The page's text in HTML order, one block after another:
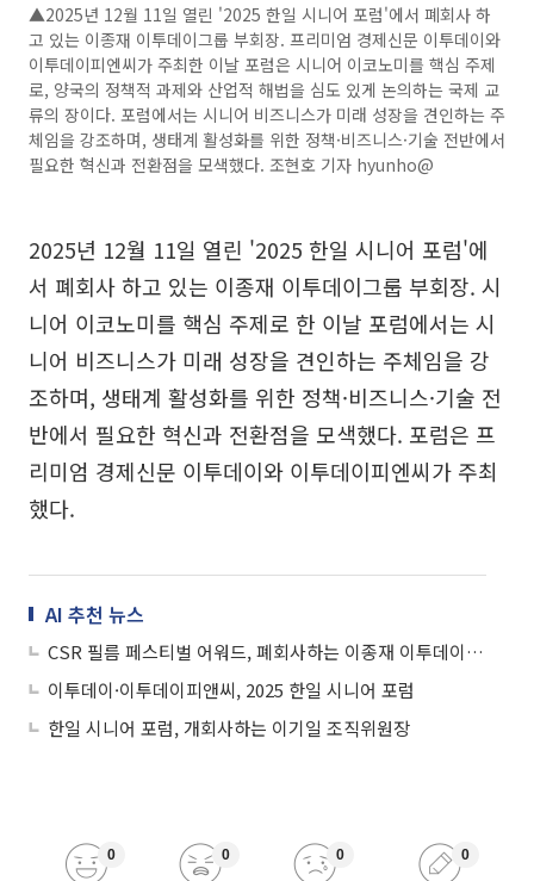
▲2025년 12월 11일 열린 '2025 한일 시니어 포럼'에서 폐회사 하
고 있는 이종재 이투데이그룹 부회장. 프리미엄 경제신문 이투데이와
이투데이피엔씨가 주최한 이날 포럼은 시니어 이코노미를 핵심 주제
로, 양국의 정책적 과제와 산업적 해법을 심도 있게 논의하는 국제 교
류의 장이다. 포럼에서는 시니어 비즈니스가 미래 성장을 견인하는 주
체임을 강조하며, 생태계 활성화를 위한 정책·비즈니스·기술 전반에서
필요한 혁신과 전환점을 모색했다. 조현호 기자 hyunho@
2025년 12월 11일 열린 '2025 한일 시니어 포럼'에
서 폐회사 하고 있는 이종재 이투데이그룹 부회장. 시
니어 이코노미를 핵심 주제로 한 이날 포럼에서는 시
니어 비즈니스가 미래 성장을 견인하는 주체임을 강
조하며, 생태계 활성화를 위한 정책·비즈니스·기술 전
반에서 필요한 혁신과 전환점을 모색했다. 포럼은 프
리미엄 경제신문 이투데이와 이투데이피엔씨가 주최
했다.
AI 추천 뉴스
CSR 필름 페스티벌 어워드, 폐회사하는 이종재 이투데이그룹 부회장
이투데이·이투데이피앤씨, 2025 한일 시니어 포럼
한일 시니어 포럼, 개회사하는 이기일 조직위원장
0 0 0 0